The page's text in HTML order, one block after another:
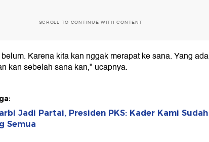
SCROLL TO CONTINUE WITH CONTENT
Karena kita kan nggak merapat ke sana. Yang ada
kan sebelah sana kan," ucapnya.
Jadi Partai, Presiden PKS: Kader Kami Sudah
Semua